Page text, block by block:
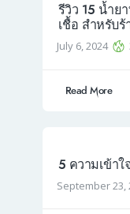
รีวิว 15 น้ำย
เชื้อ สำหรับ
July 6, 2024
Read More
5 ความเข้าใ
September 23,